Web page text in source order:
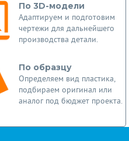
По 3D-модели
Адаптируем и подготовим
чертежи для дальнейшего
производства детали.
По образцу
Определяем вид пластика,
подбираем оригинал или
аналог под бюджет проекта.